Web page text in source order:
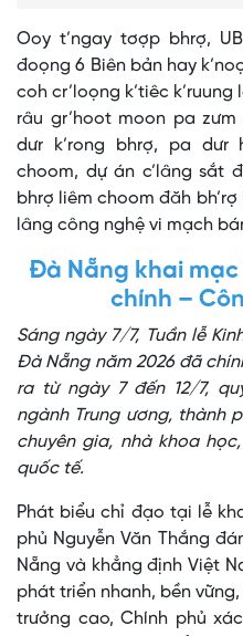
Ooy t’ngay tơợp bhrợ,
đoọng 6 Biên bản hay
coh cr’loọng k’tiêc k’ruung
râu gr’hoot moon pa
dưr k’rong bhrợ, pa
choom, dự án c’lâng sắt
bhrợ liêm choom đăh
lâng công nghệ vi mạch
Đà Nẵng khai mạc
chính –
Sáng ngày 7/7, Tuần lễ
Đà Nẵng năm 2026 đã
ra từ ngày 7 đến 12/7,
ngành Trung ương, thành
chuyên gia, nhà khoa
quốc tế.
Phát biểu chỉ đạo tại lễ
phủ Nguyễn Văn Thắng
Nẵng và khẳng định Việt
phát triển nhanh, bền
trưởng cao, Chính phủ